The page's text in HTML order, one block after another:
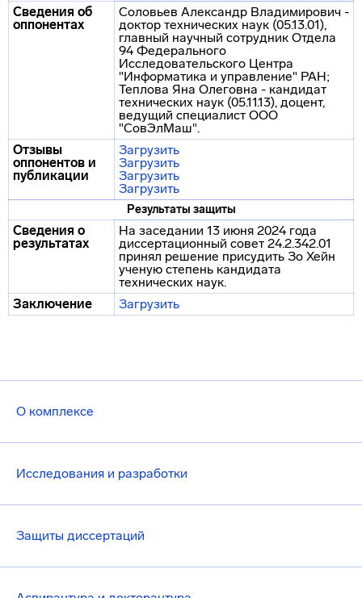
О комплексе
Исследования и разработки
Защиты диссертаций
Сведения об
оппонентах
Соловьев Александр Владимирович -
доктор технических наук (05.13.01),
главный научный сотрудник Отдела
94 Федерального
Исследовательского Центра
"Информатика и управление" РАН;
Теплова Яна Олеговна - кандидат
технических наук (05.11.13), доцент,
ведущий специалист ООО
"СовЭлМаш".
Отзывы
оппонентов и
публикации
Загрузить
Загрузить
Загрузить
Загрузить
Результаты защиты
Сведения о
результатах
На заседании 13 июня 2024 года
диссертационный совет 24.2.342.01
принял решение присудить Зо Хейн
ученую степень кандидата
технических наук.
Заключение
Загрузить